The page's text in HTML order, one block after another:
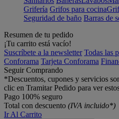
Grifería Grifos para cocina
Seguridad de baño Barras de
Resumen de tu pedido
¡Tu carrito está vacío!
Suscríbete a la newsletter Todas las
Conforama Tarjeta Conforama
Seguir Comprando
*Descuentos, cupones y servicios
clic en Tramitar Pedido para ver
Pago 100% seguro
Total con descuento (IVA incluido*)
Ir Al Carrito